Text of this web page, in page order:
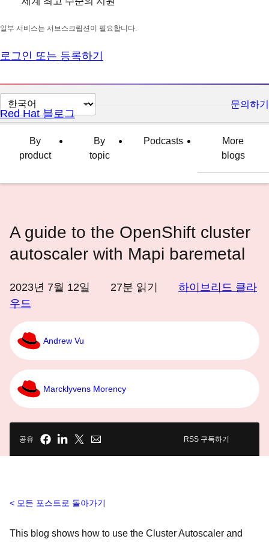
일부 서비스는 서브스크립션이 필요합니다.
로그인 또는 등록하기
페
이
변
문의하기
Red Hat 블로그
By
product
By
topic
Podcasts
More
blogs
A guide to the OpenShift cluster
autoscaler with Mapi baremetal
2023년 7월 12일 27분 읽기
하이브리드 클라
우드
Andrew Vu
Marcklyvens Morency
공유 RSS 구독하기
모든 포스트로 돌아가기
This blog shows how to use the Cluster Autoscaler and